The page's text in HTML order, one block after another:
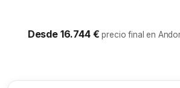
Desde 16.744 €precio final en